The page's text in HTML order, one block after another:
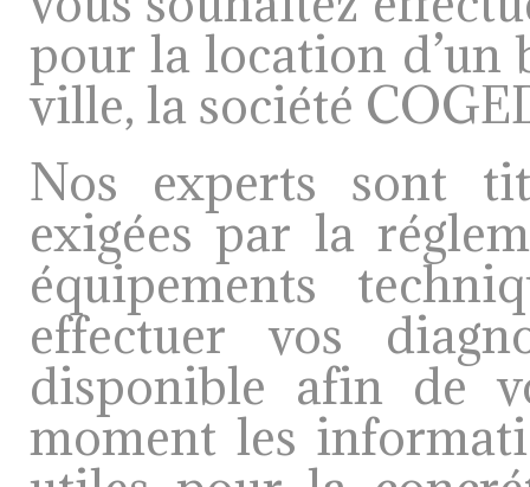
pour la location
ville, la société
Nos experts sont
exigées par la
équipements
effectuer vos
disponible afin de
moment les